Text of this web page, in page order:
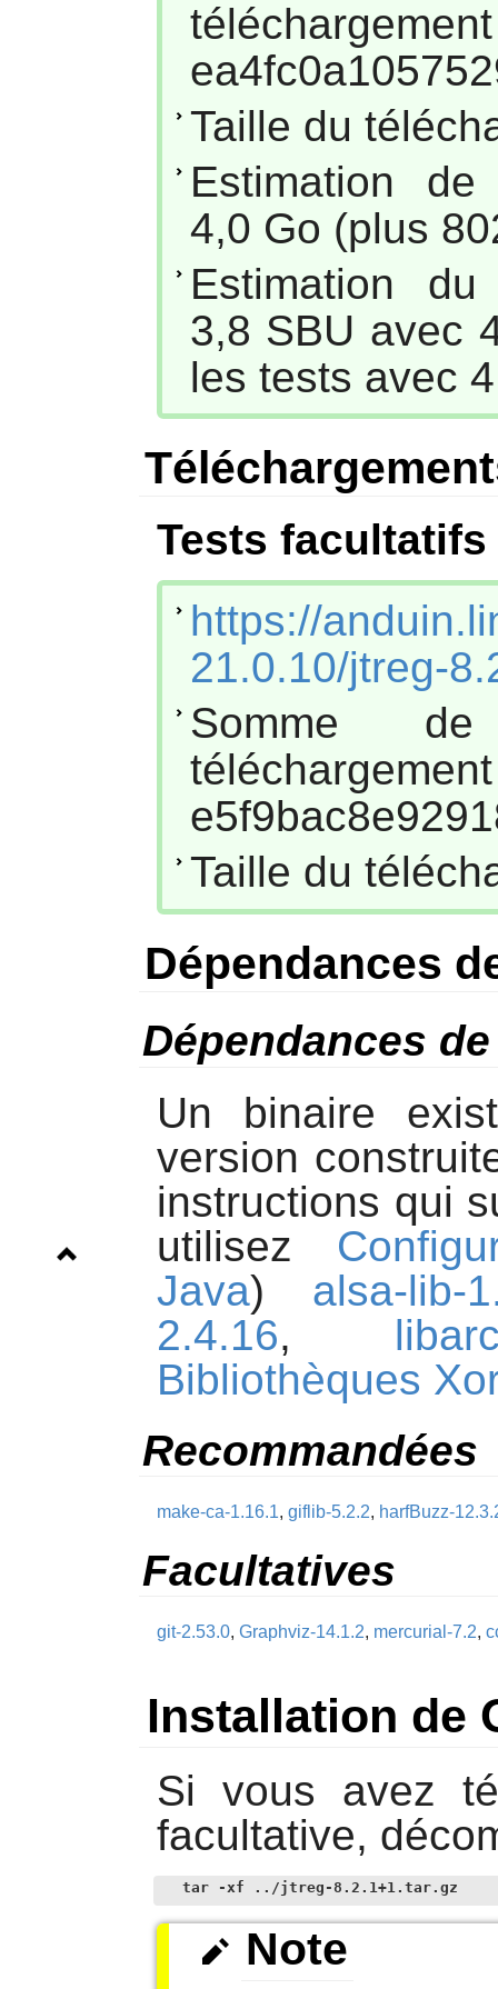
Taille du
Estimation
4,0 Go (plus
Estimation
3,8 SBU avec
les tests avec
Tests facultatifs
https://
21.0.10/jtreg-
Somme
Taille du
Dépendances
Dépendances
Un binaire
version
instructions qui
utilisez
Java) alsa-lib-
2.4.16,
Bibliothèques
Recommandées
make-ca-1.16.1, giflib-5.2.2, harfBuzz-
Facultatives
git-2.53.0, Graphviz-14.1.2, mercurial-7.2,
Installation de
Si vous avez
facultative,
tar -xf ../jtreg-8.2.1+1.tar.gz
Note